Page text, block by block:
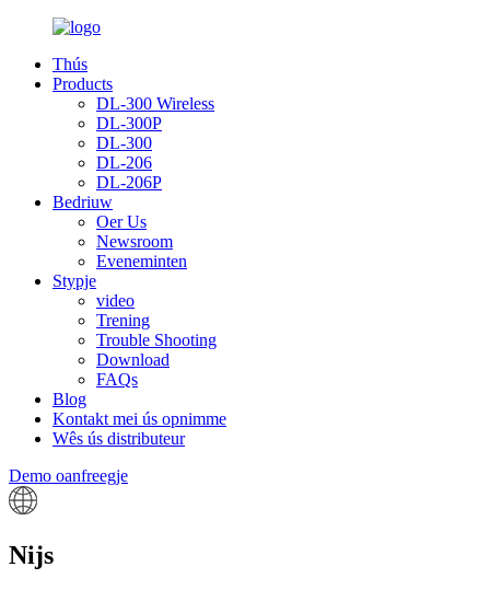
Thús
Products
DL-300 Wireless
DL-300P
DL-300
DL-206
DL-206P
Bedriuw
Oer Us
Newsroom
Eveneminten
Stypje
video
Trening
Trouble Shooting
Download
FAQs
Blog
Kontakt mei ús opnimme
Wês ús distributeur
Demo oanfreegje
Nijs